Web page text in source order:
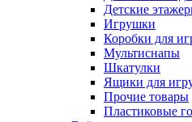
Детские
Игрушки
Коробки для
Мультиснапы
Шкатулки
Ящики для
Прочие товары
Пластиковые